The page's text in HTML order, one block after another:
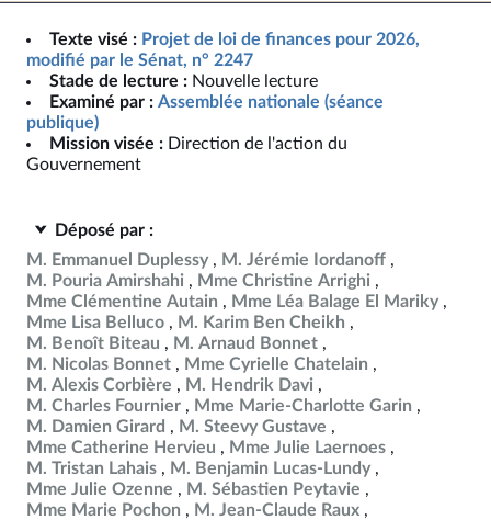
Texte visé : Projet de loi de finances pour 2026,
modifié par le Sénat, n° 2247
Stade de lecture : Nouvelle lecture
Examiné par : Assemblée nationale (séance
publique)
Mission visée : Direction de l'action du
Gouvernement
Déposé par :
M. Emmanuel Duplessy
M. Jérémie Iordanoff
M. Pouria Amirshahi
Mme Christine Arrighi
Mme Clémentine Autain
Mme Léa Balage El Mariky
Mme Lisa Belluco
M. Karim Ben Cheikh
M. Benoît Biteau
M. Arnaud Bonnet
M. Nicolas Bonnet
Mme Cyrielle Chatelain
M. Alexis Corbière
M. Hendrik Davi
M. Charles Fournier
Mme Marie-Charlotte Garin
M. Damien Girard
M. Steevy Gustave
Mme Catherine Hervieu
Mme Julie Laernoes
M. Tristan Lahais
M. Benjamin Lucas-Lundy
Mme Julie Ozenne
M. Sébastien Peytavie
Mme Marie Pochon
M. Jean-Claude Raux